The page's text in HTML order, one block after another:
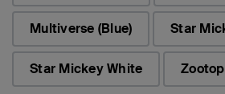
Multiverse (Blue) Star
Star Mickey White